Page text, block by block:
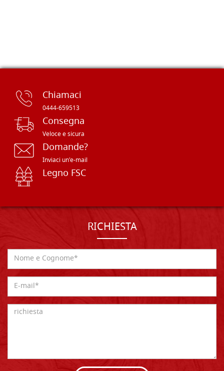
Chiamaci
0444-659513
Consegna
Veloce e sicura
Domande?
Inviaci un'e-mail
Legno FSC
RICHIESTA